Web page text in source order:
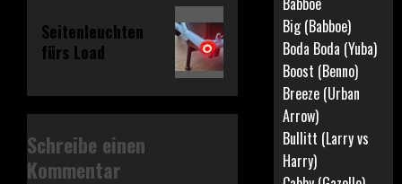
Beitrag:
Seitenleuchten
fürs Load
Schreibe einen
Kommentar
Big (Babboe)
Boda Boda (Yuba)
Boost (Benno)
Breeze (Urban
Arrow)
Bullitt (Larry vs
Harry)